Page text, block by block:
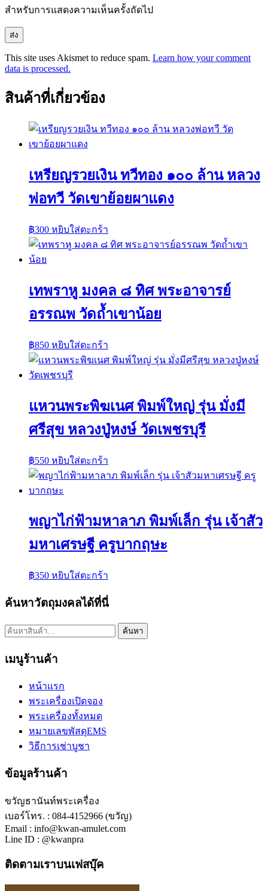
สำหรับการแสดงความเห็นครั้งถัดไป
This site uses Akismet to reduce spam. Learn how your comment
data is processed.
สินค้าที่เกี่ยวข้อง
เหรียญรวยเงิน ทวีทอง ๑๐๐ ล้าน หลวง
พ่อทวี วัดเขาย้อยผาแดง
฿300 หยิบใส่ตะกร้า
เทพราหู มงคล ๘ ทิศ พระอาจารย์
อรรณพ วัดถ้ำเขาน้อย
฿850 หยิบใส่ตะกร้า
แหวนพระพิฆเนศ พิมพ์ใหญ่ รุ่น มั่งมี
ศรีสุข หลวงปู่หงษ์ วัดเพชรบุรี
฿550 หยิบใส่ตะกร้า
พญาไก่ฟ้ามหาลาภ พิมพ์เล็ก รุ่น เจ้าสัว
มหาเศรษฐี ครูบากฤษะ
฿350 หยิบใส่ตะกร้า
ค้นหาวัตถุมงคลได้ที่นี่
ค้นหา: ค้นหา
เมนูร้านค้า
หน้าแรก
พระเครื่องเปิดจอง
พระเครื่องทั้งหมด
หมายเลขพัสดุEMS
วิธีการเช่าบูชา
ข้อมูลร้านค้า
ขวัญธานันท์พระเครื่อง
เบอร์โทร. : 084-4152966 (ขวัญ)
Email : info@kwan-amulet.com
Line ID : @kwanpra
ติดตามเราบนเฟสบุ๊ค